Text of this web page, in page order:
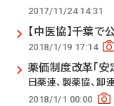
2017/11/24 14:31
【中医協】千葉
2018/1/19 17:14
薬価制度改革「安
日薬連、製薬協、卸
2018/1/1 00:00